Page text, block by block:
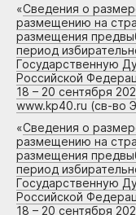
«Сведения о
размещению на
размещения
период
Государственную
Российской
18 – 20 сентября
www.kp40.ru (св-во
«Сведения о
размещению на
размещения
период
Государственную
Российской
18 – 20 сентября